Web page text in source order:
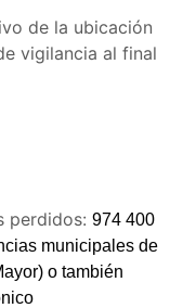
de la ubicación
vigilancia al final
perdidos: 974 400
municipales de
o también